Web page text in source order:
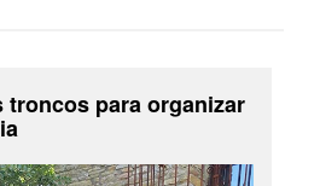
troncos para organizar